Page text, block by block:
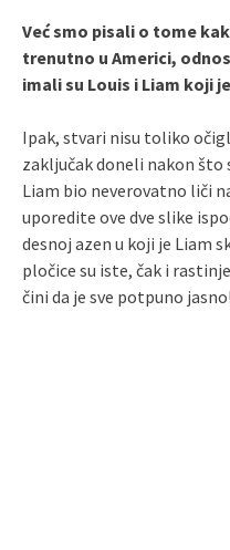
Već smo pisali o tome
trenutno u Americi,
imali su Louis i Liam koji
Ipak, stvari nisu toliko
zaključak doneli nakon što
Liam bio neverovatno liči
uporedite ove dve slike
desnoj azen u koji je Liam
pločice su iste, čak i
čini da je sve potpuno jasno!